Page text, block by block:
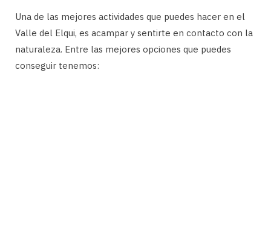
Una de las mejores actividades que puedes hacer en el
Valle del Elqui, es acampar y sentirte en contacto con la
naturaleza. Entre las mejores opciones que puedes
conseguir tenemos: